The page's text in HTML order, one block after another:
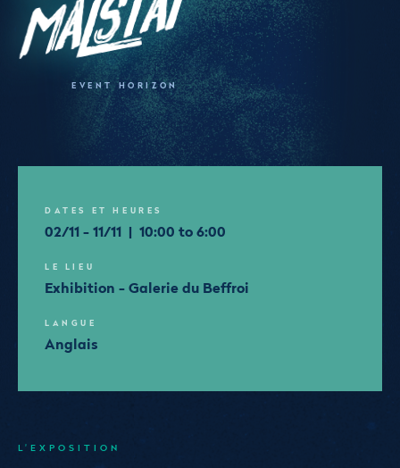
EVENT HORIZON
DATES ET HEURES
02/11 - 11/11 | 10:00 to 6:00
LE LIEU
Exhibition - Galerie du Beffroi
LANGUE
Anglais
L'EXPOSITION